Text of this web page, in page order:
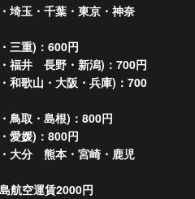
埼玉・千葉・東京・神奈
三重)：600円
福井 長野・新潟)：700円
和歌山・大阪・兵庫)：700
鳥取・島根)：800円
愛媛)：800円
大分 熊本・宮崎・鹿児
航空運賃2000円